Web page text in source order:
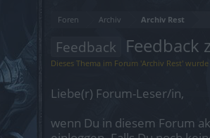
Foren Archiv Archiv Rest
Feedback Feedback
Dieses Thema im Forum 'Archiv Rest'
Liebe(r) Forum-Leser/in,
wenn Du in diesem Forum